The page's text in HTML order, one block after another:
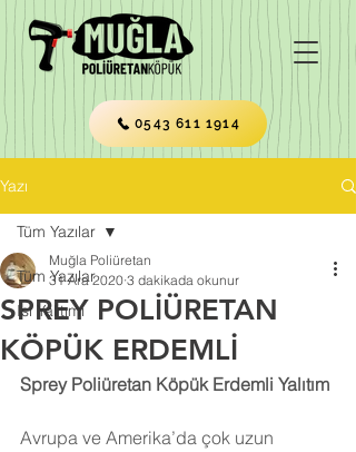
0543 611 1914
Yazı
Tüm Yazılar
Isı Yalıtımı
Tüm Yazılar
SPREY POLİÜRETAN
KÖPÜK ERDEMLİ
Muğla Poliüretan
31 Ara 2020 3 dakikada okunur
Sprey Poliüretan Köpük Erdemli Yalıtım
Avrupa ve Amerika’da çok uzun